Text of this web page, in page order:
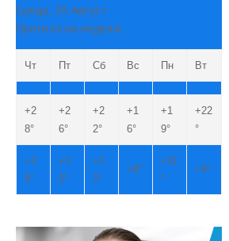
Среда, 05 Август
Прогноз на неделю
Чт Пт Сб Вс Пн Вт
+2
8°
+2
6°
+2
2°
+1
6°
+1
9°
+22
°
+1
8°
+1
5°
+1
2°
+8°
+11
°
+9°